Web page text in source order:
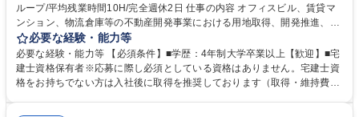
ループ/平均残業時間10H/完全週休2日 仕事の内容 オフィスビル、賃貸マ
ンション、物流倉庫等の不動産開発事業における用地取得、開発推進、賃
貸運営、売却、仲介・活用提案等を行う営業部門において事務業務を担当
いただきます。 【詳細】・契約書管理、契約書製本、捺印対応、ファイリ
ング、登記簿取得、調書取得・支払業務（各種費用支払、支払管理、請
求・支払データ登録、取引先マスター申請対応）・予算作成及び予実管
必要な経験・能力等
必要な経験・能力等 【必須条件】■学歴：4年制大学卒業以上【歓迎】■宅
建士資格保有者※応募に際し必須としている資格はありません。宅建士資
格をお持ちでない方は入社後に取得を推奨しております（取得・維持費用